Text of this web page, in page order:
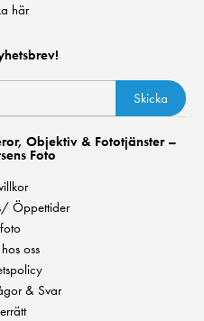
här
Skicka
Objektiv & Fototjänster –
Foto
Öppettider
oss
& Svar